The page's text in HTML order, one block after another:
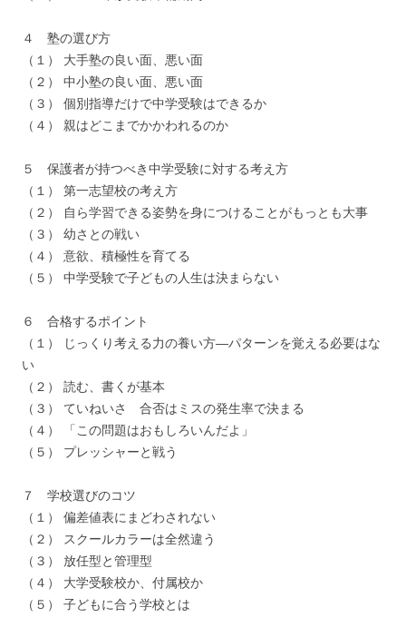
４ 塾の選び方
（１） 大手塾の良い面、悪い面
（２） 中小塾の良い面、悪い面
（３） 個別指導だけで中学受験はできるか
（４） 親はどこまでかかわれるのか
５ 保護者が持つべき中学受験に対する考え方
（１） 第一志望校の考え方
（２） 自ら学習できる姿勢を身につけることがもっとも大事
（３） 幼さとの戦い
（４） 意欲、積極性を育てる
（５） 中学受験で子どもの人生は決まらない
６ 合格するポイント
（１） じっくり考える力の養い方―パターンを覚える必要はな
い
（２） 読む、書くが基本
（３） ていねいさ 合否はミスの発生率で決まる
（４） 「この問題はおもしろいんだよ」
（５） プレッシャーと戦う
７ 学校選びのコツ
（１） 偏差値表にまどわされない
（２） スクールカラーは全然違う
（３） 放任型と管理型
（４） 大学受験校か、付属校か
（５） 子どもに合う学校とは